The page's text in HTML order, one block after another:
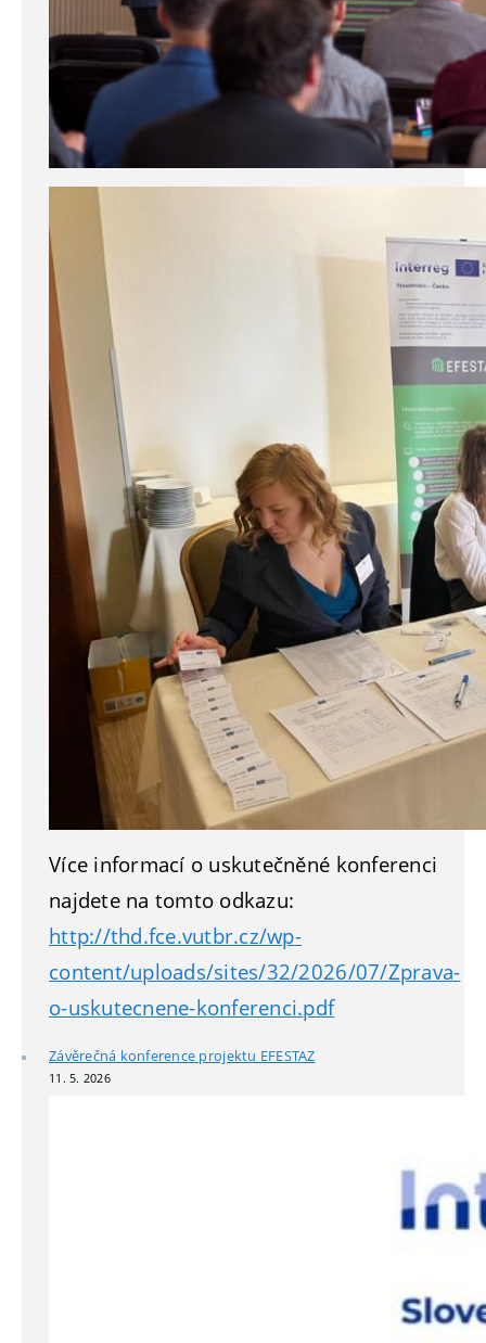
Více informací o uskutečněné konferenci
najdete na tomto odkazu:
http://thd.fce.vutbr.cz/wp-
content/uploads/sites/32/2026/07/Zprava-
o-uskutecnene-konferenci.pdf
Závěrečná konference projektu EFESTAZ
11. 5. 2026